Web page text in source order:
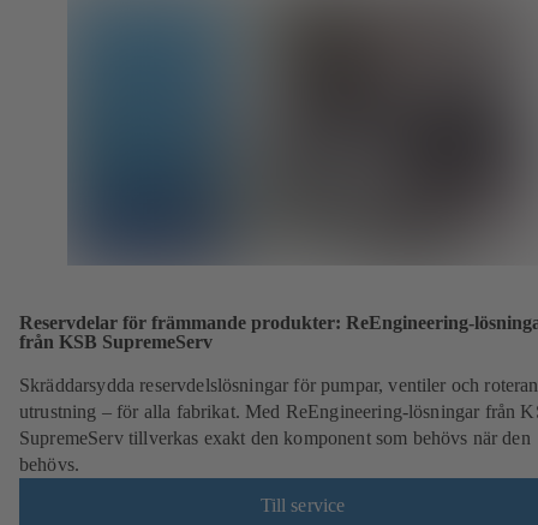
Reservdelar för främmande produkter: ReEngineering-
från KSB SupremeServ
Skräddarsydda reservdelslösningar för pumpar, ventiler och
utrustning – för alla fabrikat. Med ReEngineering-lösningar från
SupremeServ tillverkas exakt den komponent som behövs när den
behövs.
Till service